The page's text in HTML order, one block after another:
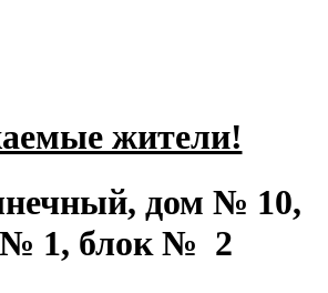
жители!
дом № 10,
№ 1, блок № 2